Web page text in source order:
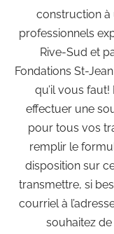
construction à
professionnels
Rive-Sud et
Fondations St-
qu’il vous
effectuer une
pour tous vos
remplir le
disposition sur
transmettre, si
courriel à
souhaitez